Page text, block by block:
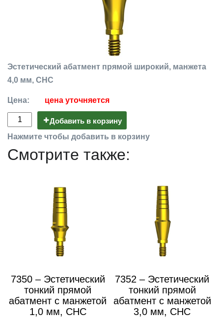
Эстетический абатмент прямой широкий, манжета
4,0 мм, CHC
Цена: цена уточняется
Добавить в корзину
Нажмите чтобы добавить в корзину
Смотрите также:
7350 – Эстетический
тонкий прямой
абатмент с манжетой
1,0 мм, CHC
7352 – Эстетический
тонкий прямой
абатмент с манжетой
3,0 мм, CHC